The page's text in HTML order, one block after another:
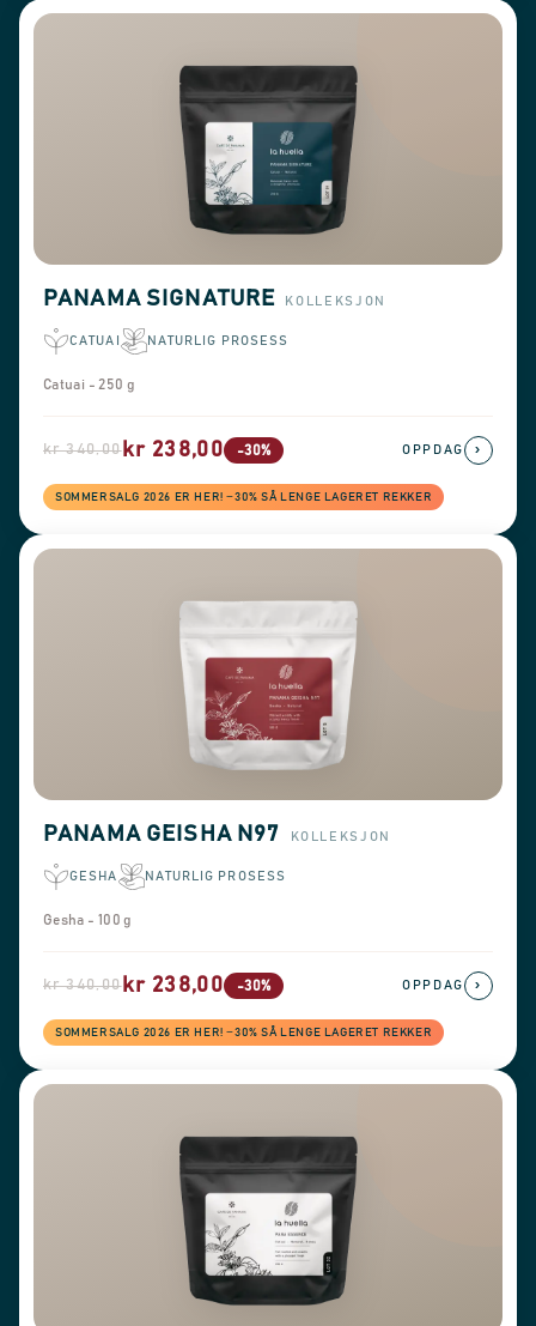
PANAMA SIGNATURE KOLLEKSJON
CATUAI NATURLIG PROSESS
Catuai - 250 g
kr 340,00kr 238,00 -30%
SOMMERSALG 2026 ER HER! −30% SÅ LENGE LAGERET REKKER
OPPDAG ›
PANAMA GEISHA N97 KOLLEKSJON
GESHA NATURLIG PROSESS
Gesha - 100 g
kr 340,00kr 238,00 -30%
SOMMERSALG 2026 ER HER! −30% SÅ LENGE LAGERET REKKER
OPPDAG ›